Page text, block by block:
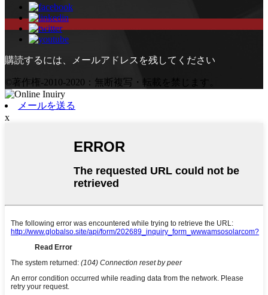
購読するには、メールアドレスを残してください
©著作権-2010-2020：無断複写・転載を禁じます。
メールを送る
x